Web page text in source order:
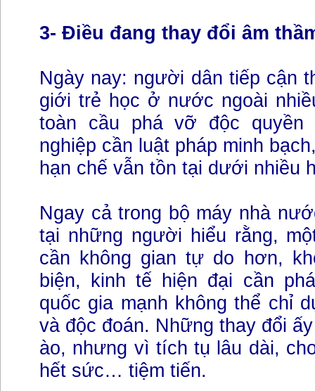
3- Điều đang thay đổi âm
Ngày nay: người dân tiếp cận
giới trẻ học ở nước ngoài
toàn cầu phá vỡ độc quyền
nghiệp cần luật pháp minh
hạn chế vẫn tồn tại dưới nhiều
Ngay cả trong bộ máy nhà
tại những người hiểu rằng,
cần không gian tự do hơn,
biện, kinh tế hiện đại cần
quốc gia mạnh không thể chỉ
và độc đoán. Những thay đổi
ào, nhưng vì tích tụ lâu dài,
hết sức… tiệm tiến.